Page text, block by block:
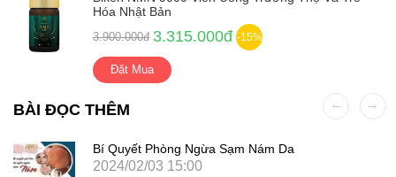
Hóa Nhật Bản
3.900.000đ 3.315.000đ -15%
Đặt Mua
BÀI ĐỌC THÊM
Bí Quyết Phòng Ngừa Sạm Nám Da
2024/02/03 15:00